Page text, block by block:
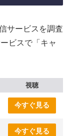
サービスを調査
ビスで「キャ
視聴
今すぐ見る
今すぐ見る